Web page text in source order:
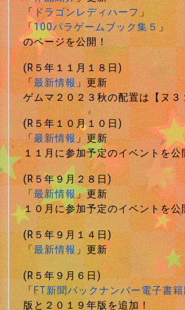
「 ドラゴンレディハーフ」
「100パラゲームブック集５ 」
のページを公開！
(R５年１１月１８日)
「最新情報」更新
ゲムマ２０２３秋の配置は【ヌ３
(R５年１０月１０日)
「最新情報」更新
１１月に参加予定のイベントを公
(R５年９月２８日)
「最新情報」更新
１０月に参加予定のイベントを公
(R５年９月１４日)
「最新情報」更新
(R５年９月６日)
「FT新聞バックナンバー電子書
版と２０１９年版を追加！